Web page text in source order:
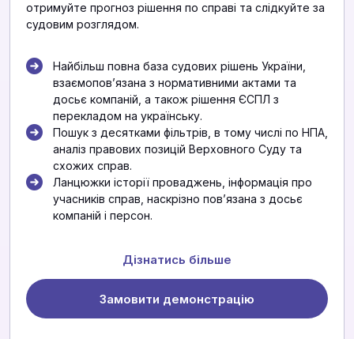
отримуйте прогноз рішення по справі та слідкуйте за
судовим розглядом.
Найбільш повна база судових рішень України,
взаємоповʼязана з нормативними актами та
досьє компаній, а також рішення ЄСПЛ з
перекладом на українську.
Пошук з десятками фільтрів, в тому числі по НПА,
аналіз правових позицій Верховного Суду та
схожих справ.
Ланцюжки історії проваджень, інформація про
учасників справ, наскрізно повʼязана з досьє
компаній і персон.
Дізнатись більше
Замовити демонстрацію